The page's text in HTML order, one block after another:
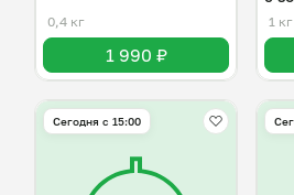
0,4 кг
1 990 ₽
1 кг
Сегодня с 15:00